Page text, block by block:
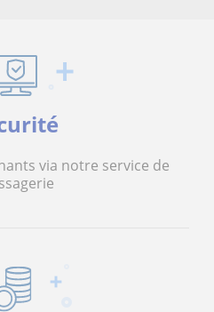
via notre service de